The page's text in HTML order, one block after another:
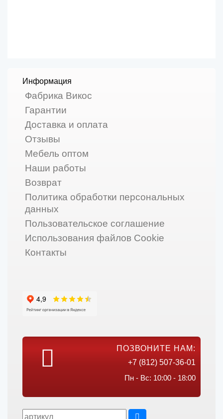
Информация
Фабрика Викос
Гарантии
Доставка и оплата
Отзывы
Мебель оптом
Наши работы
Возврат
Политика обработки персональных
данных
Пользовательское соглашение
Использования файлов Cookie
Контакты
ПОЗВОНИТЕ НАМ:
+7 (812) 507-36-01
Пн - Вс: 10:00 - 18:00